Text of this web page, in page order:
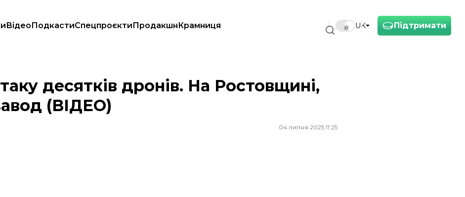
Підтримати
UK
ВідеоПодкастиСпецпроєктиПродакшнКрамниця
уражений завод (ВІДЕО)
десятків дронів. На Ростовщині,
(ВІДЕО)
04 липня 2025 11:25